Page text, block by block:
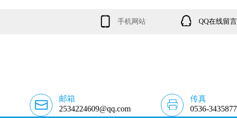
手机网站 QQ在线留言
邮箱
2534224609@qq.com
传真
0536-3435877